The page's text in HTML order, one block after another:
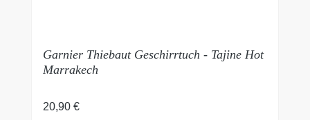
Garnier Thiebaut Geschirrtuch - Tajine Hot
Marrakech
Regulärer Preis:
20,90 €